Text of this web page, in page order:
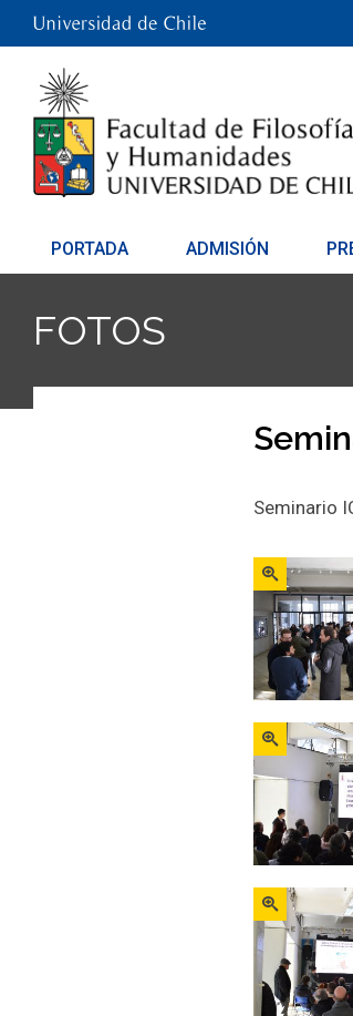
PORTADA ADMISIÓN
FOTOS
Seminario
Zoom
Zoom
Zoom